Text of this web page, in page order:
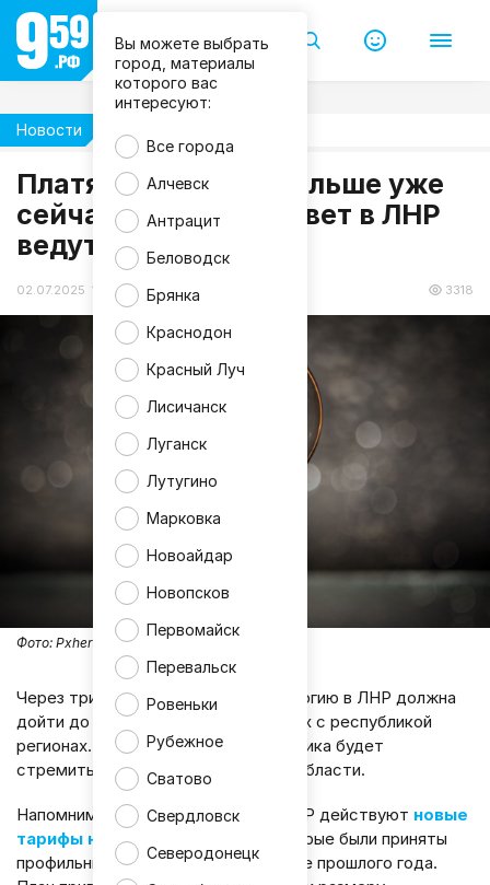
Вы можете выбрать
город, материалы
которого вас
интересуют:
Все города
Алчевск
Антрацит
Беловодск
Брянка
Краснодон
Красный Луч
Лисичанск
Луганск
Лутугино
Марковка
Новоайдар
Новопсков
Первомайск
Перевальск
Ровеньки
Рубежное
Сватово
Свердловск
Северодонецк
Новости
Платят в два раза больше уже
сейчас: тарифы за свет в ЛНР
ведут к ростовским
02.07.2025 13:34 3318
Фото: Pxhere
Через три года цена на электроэнергию в ЛНР должна
дойти до уровня тарифов в смежных с республикой
регионах. В данном случае, Республика будет
стремиться к уровню Ростовской области.
Напомним, что с этого месяца в ЛНР действуют новые
тарифы на электроэнергию
, которые были приняты
профильным комитетом еще в конце прошлого года.